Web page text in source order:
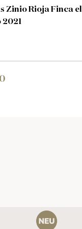
Zinio Rioja Finca el